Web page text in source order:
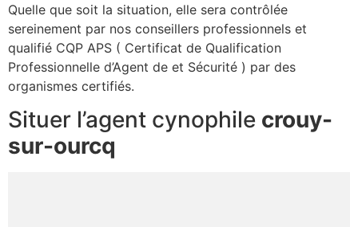
Quelle que soit la situation, elle sera contrôlée
sereinement par nos conseillers professionnels et
qualifié CQP APS ( Certificat de Qualification
Professionnelle d’Agent de et Sécurité ) par des
organismes certifiés.
Situer l’agent cynophile crouy-
sur-ourcq